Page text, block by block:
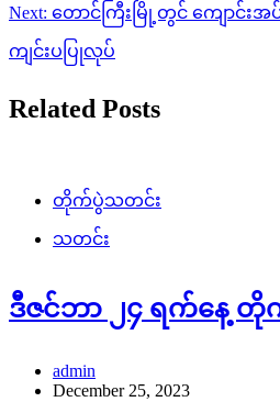
Next: တောင်ကြီးမြို့တွင် ကျောင်းအ
ကျင်းပပြုလုပ်
Related Posts
တိုက်ပွဲသတင်း
သတင်း
ဒီဇင်ဘာ ၂၄ ရက်နေ့ တို
admin
December 25, 2023